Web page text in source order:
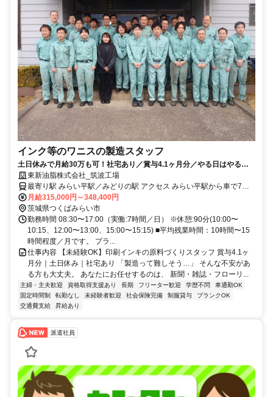
インク等のワニスの製造スタッフ
土日休みで月給30万も可！社宅あり／賞与4.1ヶ月分／やる日はやる、
帰れる日は17時退社もOK
東新油脂株式会社_筑波工場
最寄り駅 みらい平駅／みどりの駅 アクセス みらい平駅から車で7分
／みどりの駅から車で6分
月給315,000円～348,400円
茨城県つくばみらい市
勤務時間 08:30〜17:00（実働:7時間／日） ※休憩:90分(10:00〜
10:15、12:00〜13:00、15:00〜15:15) ■平均残業時間：10時間〜15
時間程度／月です。 プラ...
仕事内容 【未経験OK】印刷インキの原料づくりスタッフ 賞与4.1ヶ
月分｜土日休み｜社宅あり 「製造って難しそう…」 そんな不安があ
る方も大丈夫。 あなたにお任せするのは、 新聞・雑誌・フローリ...
主婦・主夫歓迎 資格取得支援あり 長期 フリーター歓迎 学歴不問
車通勤OK
固定時間制
転勤なし 未経験者歓迎 社会保険完備 制服貸与
ブランクOK
交通費支給
昇給あり
派遣社員